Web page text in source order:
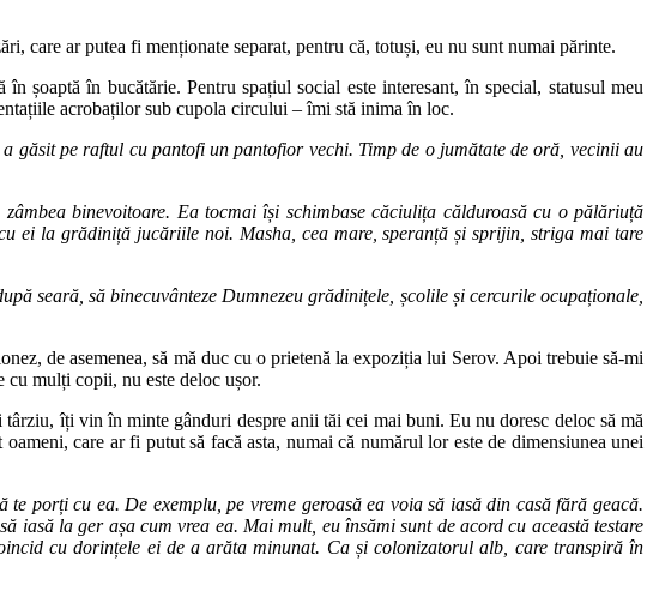
care ar putea fi menționate separat, pentru că, totuși, eu nu sunt numai părinte.
șoaptă în bucătărie. Pentru spațiul social este interesant, în special, statusul meu
acrobaților sub cupola circului – îmi stă inima în loc.
găsit pe raftul cu pantofi un pantofior vechi. Timp de o jumătate de oră, vecinii au
binevoitoare. Ea tocmai își schimbase căciulița călduroasă cu o pălăriuță
ei la grădiniță jucăriile noi. Masha, cea mare, speranță și sprijin, striga mai tare
seară, să binecuvânteze Dumnezeu grădinițele, școlile și cercurile ocupaționale,
de asemenea, să mă duc cu o prietenă la expoziția lui Serov. Apoi trebuie să-mi
cu mulți copii, nu este deloc ușor.
îți vin în minte gânduri despre anii tăi cei mai buni. Eu nu doresc deloc să mă
care ar fi putut să facă asta, numai că numărul lor este de dimensiunea unei
porți cu ea. De exemplu, pe vreme geroasă ea voia să iasă din casă fără geacă.
iasă la ger așa cum vrea ea. Mai mult, eu însămi sunt de acord cu această testare
cu dorințele ei de a arăta minunat. Ca și colonizatorul alb, care transpiră în